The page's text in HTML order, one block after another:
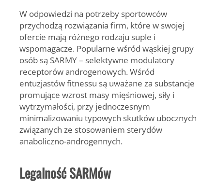
W odpowiedzi na potrzeby sportowców
przychodzą rozwiązania firm, które w swojej
ofercie mają różnego rodzaju suple i
wspomagacze. Popularne wśród wąskiej grupy
osób są SARMY – selektywne modulatory
receptorów androgenowych. Wśród
entuzjastów fitnessu są uważane za substancje
promujące wzrost masy mięśniowej, siły i
wytrzymałości, przy jednoczesnym
minimalizowaniu typowych skutków ubocznych
związanych ze stosowaniem sterydów
anaboliczno-androgennych.
Legalność SARMów